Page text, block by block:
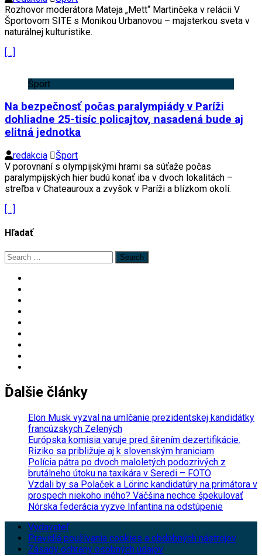
Rozhovor moderátora Mateja „Mett“ Martinčeka v relácii V
Športovom SITE s Monikou Urbanovou – majsterkou sveta v
naturálnej kulturistike.
[…]
Šport
Na bezpečnosť počas paralympiády v Paríži
dohliadne 25-tisíc policajtov, nasadená bude aj
elitná jednotka
redakcia
Šport
V porovnaní s olympijskými hrami sa súťaže počas
paralympijských hier budú konať iba v dvoch lokalitách –
streľba v Chateauroux a zvyšok v Paríži a blízkom okolí.
[…]
Hľadať
Search
for:
Ďalšie články
Elon Musk vyzval na umlčanie prezidentskej kandidátky
francúzskych Zelených
Európska komisia varuje pred šírením dezertifikácie.
Riziko sa približuje aj k slovenským hraniciam
Polícia pátra po dvoch maloletých podozrivých z
brutálneho útoku na taxikára v Seredi – FOTO
Vzdali by sa Polaček a Lörinc kandidatúry na primátora v
prospech niekoho iného? Väčšina nechce špekulovať
Nórska federácia vyzve Infantina na odstúpenie
Vydavateľ
Pravidlá používania cookies a obdobných nástrojov
Zásady ochrany osobných údajov